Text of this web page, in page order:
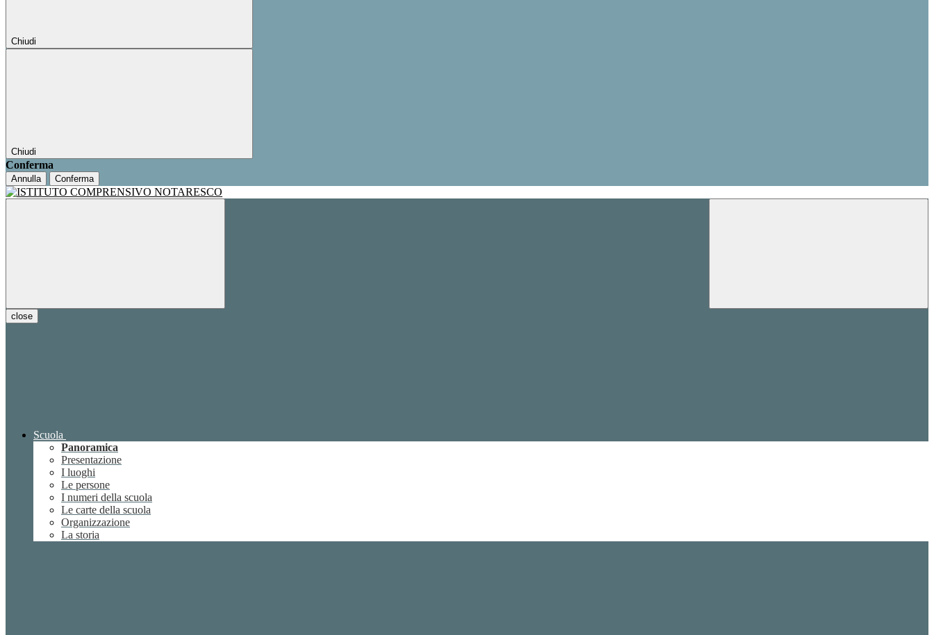
Chiudi
Chiudi
Conferma
Annulla Conferma
close
Scuola
Panoramica
Presentazione
I luoghi
Le persone
I numeri della scuola
Le carte della scuola
Organizzazione
La storia